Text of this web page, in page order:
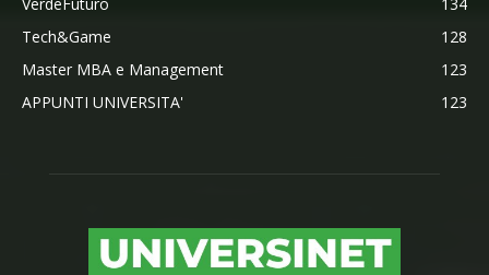
Tech&Game
128
Master MBA e Management
123
APPUNTI UNIVERSITA'
123